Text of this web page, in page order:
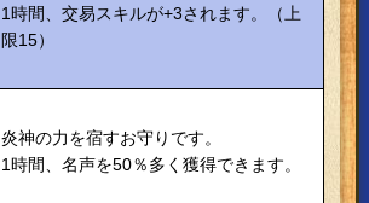
1時間、交易スキルが+3されます。（上
限15）
炎神の力を宿すお守りです。
1時間、名声を50％多く獲得できます。